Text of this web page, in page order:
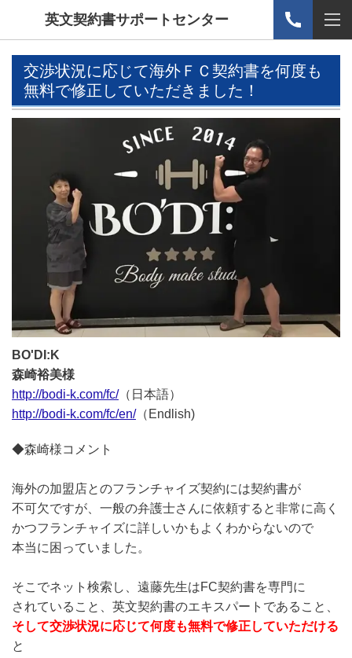
英文契約書サポートセンター
交渉状況に応じて海外ＦＣ契約書を何度も
無料で修正していただきました！
BO'DI:K
森崎裕美様
http://bodi-k.com/fc/（日本語）
http://bodi-k.com/fc/en/（Endlish)
◆森崎様コメント
海外の加盟店とのフランチャイズ契約には契約書が
不可欠ですが、一般の弁護士さんに依頼すると非常に高く
かつフランチャイズに詳しいかもよくわからないので
本当に困っていました。
そこでネット検索し、遠藤先生はFC契約書を専門に
されていること、英文契約書のエキスパートであること、
そして交渉状況に応じて何度も無料で修正していただける
と